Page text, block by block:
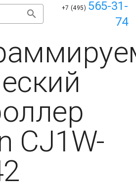
+7 (495) 565-31-
74
CJ1W-